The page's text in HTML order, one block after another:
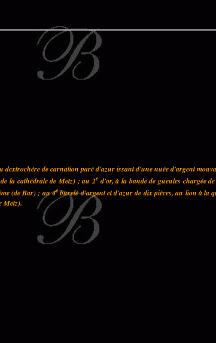
dextrochère de carnation paré d'azur issant d'une nuée d'argent
la cathédrale de Metz) ; au 2e d'or, à la bande de gueules chargée
(de Bar) ; au 4eburelé d'argent et d'azur de dix pièces, au lion à la
Metz).